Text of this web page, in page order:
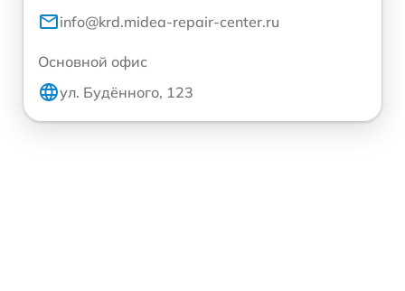
info@krd.midea-repair-center.ru
Основной офис
ул. Будённого, 123